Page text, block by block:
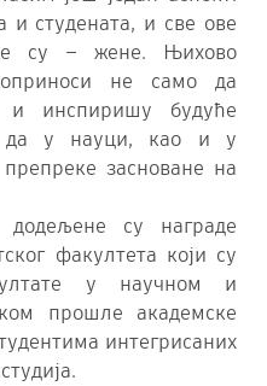
студената, и све ове
су – жене. Њихово
не само да
и инспиришу будуће
да у науци, као и у
засноване на
додељене су награде
факултета који су
у научном и
прошле академске
интегрисаних